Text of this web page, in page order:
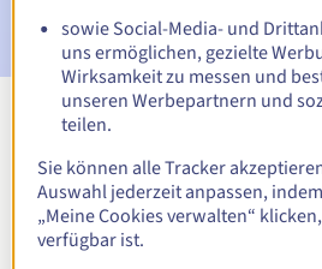
Informationen
sowie Social-Media- und
uns ermöglichen, gezielte
Wirksamkeit zu messen und
unseren Werbepartnern und
teilen.
Sie können alle Tracker
Auswahl jederzeit anpassen,
„Meine Cookies verwalten“
verfügbar ist.